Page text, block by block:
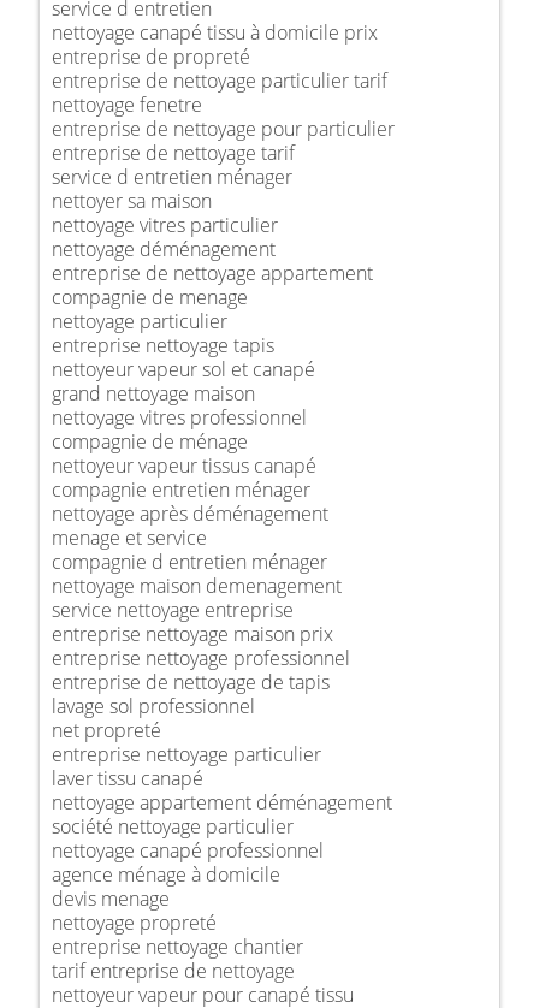
service d entretien
nettoyage canapé tissu à domicile prix
entreprise de propreté
entreprise de nettoyage particulier tarif
nettoyage fenetre
entreprise de nettoyage pour particulier
entreprise de nettoyage tarif
service d entretien ménager
nettoyer sa maison
nettoyage vitres particulier
nettoyage déménagement
entreprise de nettoyage appartement
compagnie de menage
nettoyage particulier
entreprise nettoyage tapis
nettoyeur vapeur sol et canapé
grand nettoyage maison
nettoyage vitres professionnel
compagnie de ménage
nettoyeur vapeur tissus canapé
compagnie entretien ménager
nettoyage après déménagement
menage et service
compagnie d entretien ménager
nettoyage maison demenagement
service nettoyage entreprise
entreprise nettoyage maison prix
entreprise nettoyage professionnel
entreprise de nettoyage de tapis
lavage sol professionnel
net propreté
entreprise nettoyage particulier
laver tissu canapé
nettoyage appartement déménagement
société nettoyage particulier
nettoyage canapé professionnel
agence ménage à domicile
devis menage
nettoyage propreté
entreprise nettoyage chantier
tarif entreprise de nettoyage
nettoyeur vapeur pour canapé tissu